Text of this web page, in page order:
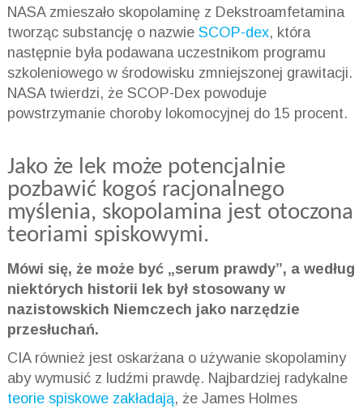
NASA zmieszało skopolaminę z Dekstroamfetamina
tworząc substancję o nazwie SCOP-dex, która
następnie była podawana uczestnikom programu
szkoleniowego w środowisku zmniejszonej grawitacji.
NASA twierdzi, że SCOP-Dex powoduje
powstrzymanie choroby lokomocyjnej do 15 procent.
Jako że lek może potencjalnie
pozbawić kogoś racjonalnego
myślenia, skopolamina jest otoczona
teoriami spiskowymi.
Mówi się, że może być „serum prawdy”, a według
niektórych historii lek był stosowany w
nazistowskich Niemczech jako narzędzie
przesłuchań.
CIA również jest oskarżana o używanie skopolaminy
aby wymusić z ludźmi prawdę. Najbardziej radykalne
teorie spiskowe zakładają, że James Holmes